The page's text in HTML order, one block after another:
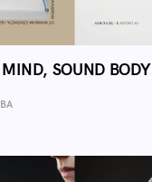
SOUND BODY